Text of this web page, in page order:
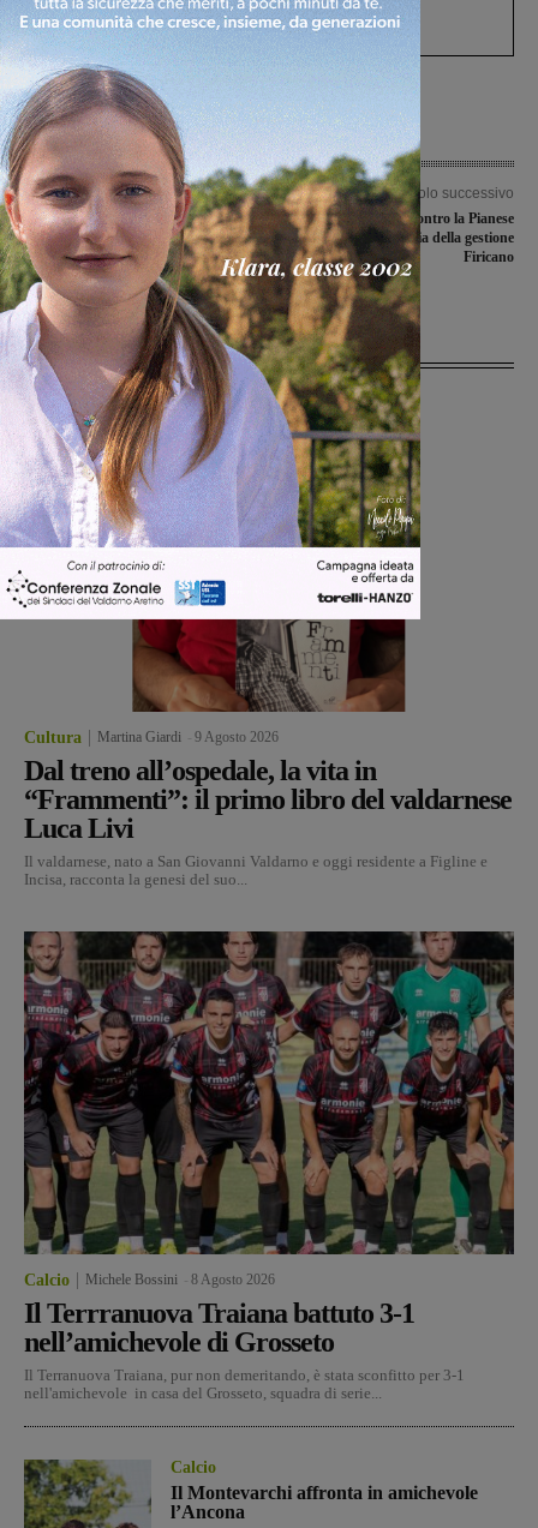
processo, lo stop ai sorpassi fra tir....
Articolo precedente
Borgo Arnolfo: via libera in Consiglio
alla convenzione attuativa. In tempi
brevi riprenderanno i lavori nel
cantiere
Articolo successivo
La Sangiovannese contro la Pianese
cerca la prima vittoria della gestione
Firicano
Ultime Notizie
Cultura Martina Giardi 9 Agosto 2026
Dal treno all’ospedale, la vita in
“Frammenti”: il primo libro del valdarnese
Luca Livi
Il valdarnese, nato a San Giovanni Valdarno e oggi residente a Figline e
Incisa, racconta la genesi del suo...
Calcio Michele Bossini 8 Agosto 2026
Il Terrranuova Traiana battuto 3-1
nell’amichevole di Grosseto
Il Terranuova Traiana, pur non demeritando, è stata sconfitto per 3-1
nell'amichevole in casa del Grosseto, squadra di serie...
Calcio
Il Montevarchi affronta in amichevole
l’Ancona